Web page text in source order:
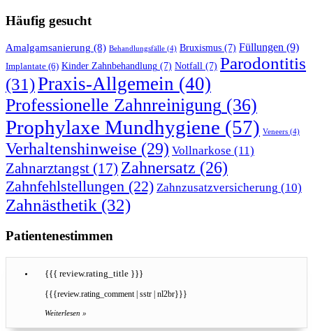
Häufig gesucht
Amalgamsanierung (8) Behandlungsfälle (4) Bruxismus (7) Füllungen (9)
Implantate (6) Kinder Zahnbehandlung (7) Notfall (7) Parodontitis
(31)Praxis-Allgemein (40)
Professionelle Zahnreinigung (36)
Prophylaxe Mundhygiene (57) Veneers (4)
Verhaltenshinweise (29) Vollnarkose (11)
Zahnarztangst (17) Zahnersatz (26)
Zahnfehlstellungen (22) Zahnzusatzversicherung (10)
Zahnästhetik (32)
Patientenestimmen
{{{ review.rating_title }}}
{{{review.rating_comment | sstr | nl2br}}}
Weiterlesen »